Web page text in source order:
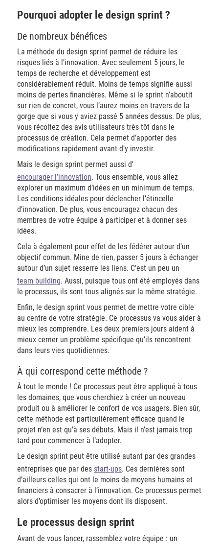
Pourquoi adopter le design sprint ?
De nombreux bénéfices
La méthode du design sprint permet de réduire les
risques liés à l’innovation. Avec seulement 5 jours, le
temps de recherche et développement est
considérablement réduit. Moins de temps signifie aussi
moins de pertes financières. Même si le sprint n’aboutit
sur rien de concret, vous l’aurez moins en travers de la
gorge que si vous y aviez passé 5 années dessus. De plus,
vous récoltez des avis utilisateurs très tôt dans le
processus de création. Cela permet d’apporter des
modifications rapidement avant d’y investir.
Mais le design sprint permet aussi d’
encourager l’innovation. Tous ensemble, vous allez
explorer un maximum d’idées en un minimum de temps.
Les conditions idéales pour déclencher l’étincelle
d’innovation. De plus, vous encouragez chacun des
membres de votre équipe à participer et à donner ses
idées.
Cela à également pour effet de les fédérer autour d’un
objectif commun. Mine de rien, passer 5 jours à échanger
autour d’un sujet resserre les liens. C’est un peu un
team building. Aussi, puisque tous ont été employés dans
le processus, ils sont tous alignés sur la même stratégie.
Enfin, le design sprint vous permet de mettre votre cible
au centre de votre stratégie. Ce processus va vous aider à
mieux les comprendre. Les deux premiers jours aident à
mieux cerner un problème spécifique qu’ils rencontrent
dans leurs vies quotidiennes.
À qui correspond cette méthode ?
À tout le monde ! Ce processus peut être appliqué à tous
les domaines, que vous cherchiez à créer un nouveau
produit ou à améliorer le confort de vos usagers. Bien sûr,
cette méthode est particulièrement efficace quand le
projet n’en est qu’à ses débuts. Mais il n’est jamais trop
tard pour commencer à l’adopter.
Le design sprint peut être utilisé autant par des grandes
entreprises que par des start-ups. Ces dernières sont
d’ailleurs celles qui ont le moins de moyens humains et
financiers à consacrer à l’innovation. Ce processus permet
alors d’optimiser les moyens dont ils disposent.
Le processus design sprint
Avant de vous lancer, rassemblez votre équipe : un